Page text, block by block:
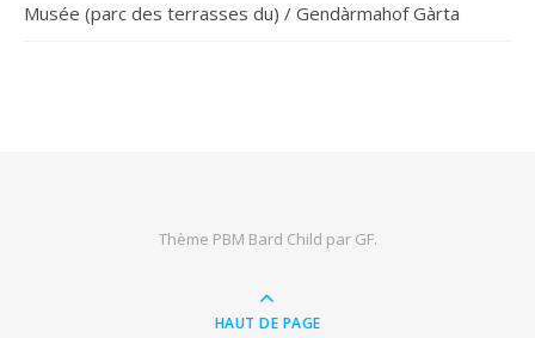
Musée (parc des terrasses du) / Gendàrmahof Gàrta
Thème PBM Bard Child par GF.
HAUT DE PAGE